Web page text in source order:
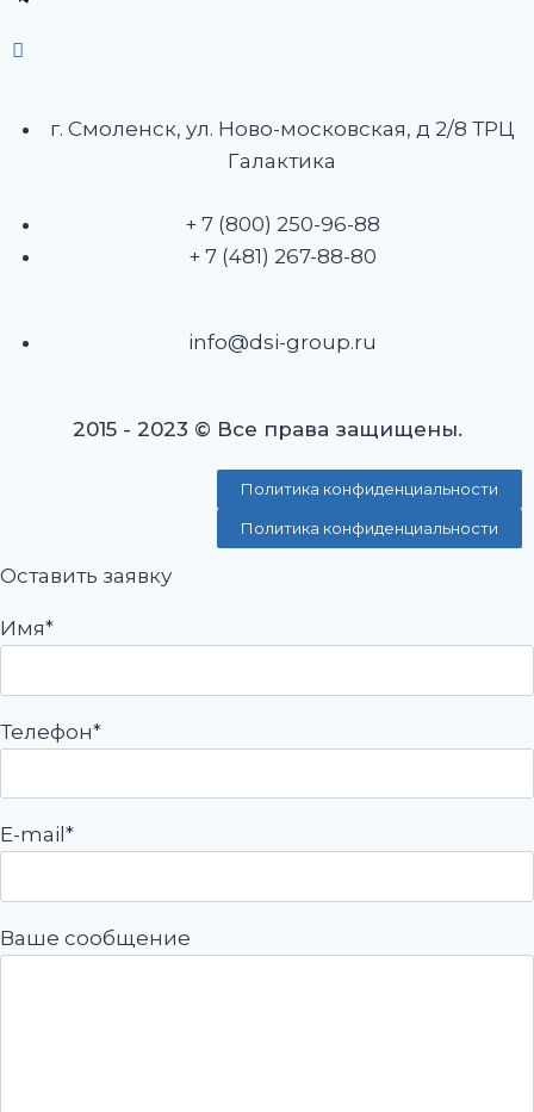
г. Смоленск, ул. Ново-московская, д 2/8 ТРЦ
Галактика
+ 7 (800) 250-96-88
+ 7 (481) 267-88-80
info@dsi-group.ru
2015 - 2023 © Все права защищены.
Политика конфиденциальности
Политика конфиденциальности
Оставить заявку
Имя*
Телефон*
E-mail*
Ваше сообщение